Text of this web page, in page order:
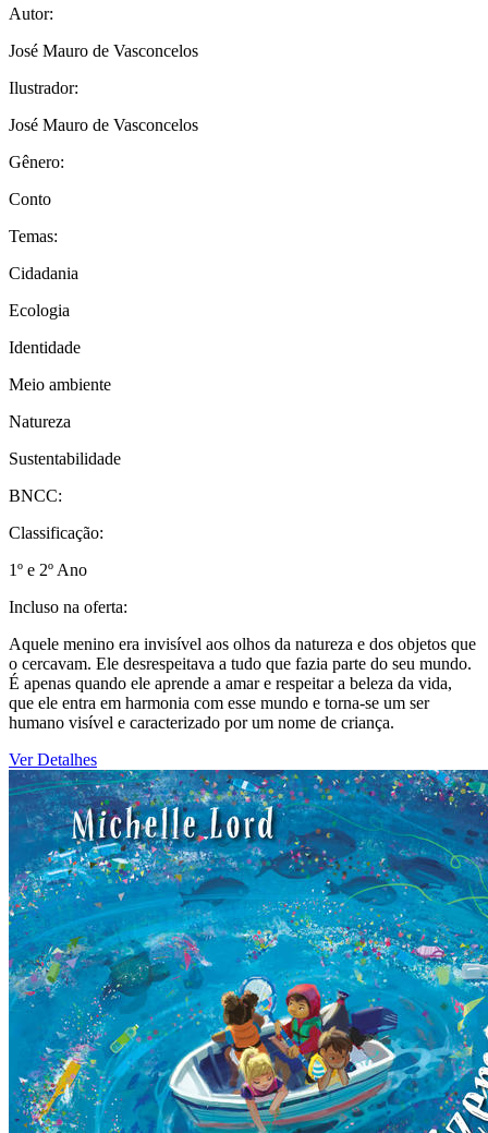
Autor:
José Mauro de Vasconcelos
Ilustrador:
José Mauro de Vasconcelos
Gênero:
Conto
Temas:
Cidadania
Ecologia
Identidade
Meio ambiente
Natureza
Sustentabilidade
BNCC:
Classificação:
1º e 2º Ano
Incluso na oferta:
Aquele menino era invisível aos olhos da natureza e dos objetos que
o cercavam. Ele desrespeitava a tudo que fazia parte do seu mundo.
É apenas quando ele aprende a amar e respeitar a beleza da vida,
que ele entra em harmonia com esse mundo e torna-se um ser
humano visível e caracterizado por um nome de criança.
Ver Detalhes